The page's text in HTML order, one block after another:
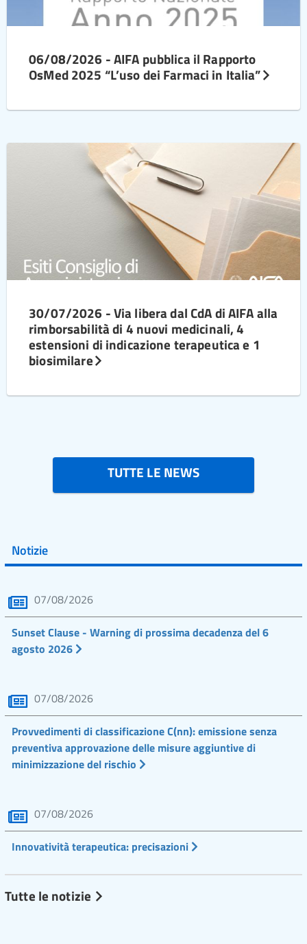
06/08/2026 - AIFA pubblica il Rapporto
OsMed 2025 “L’uso dei Farmaci in Italia”
30/07/2026 - Via libera dal CdA di AIFA alla
rimborsabilità di 4 nuovi medicinali, 4
estensioni di indicazione terapeutica e 1
biosimilare
TUTTE LE NEWS
Notizie
07/08/2026
Sunset Clause - Warning di prossima decadenza del 6
agosto 2026
07/08/2026
Provvedimenti di classificazione C(nn): emissione senza
preventiva approvazione delle misure aggiuntive di
minimizzazione del rischio
07/08/2026
Innovatività terapeutica: precisazioni
Tutte le notizie